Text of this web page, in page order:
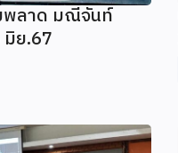
พลาด มณีจันท์
ย.67